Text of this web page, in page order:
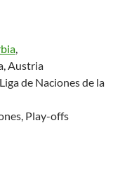
,
Austria
de Naciones de la
Play-offs